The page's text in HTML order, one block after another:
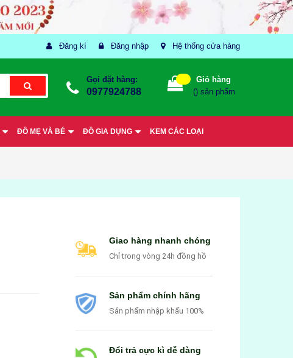
Đăng kí Đăng nhập Hệ thống cửa hàng
Gọi đặt hàng:
0977924788
Giỏ hàng
() sản phẩm
ĐỒ MẸ VÀ BÉ ĐỒ GIA DỤNG KEM CÁC LOẠI
Giao hàng nhanh chóng
Chỉ trong vòng 24h đồng hồ
Sản phẩm chính hãng
Sản phẩm nhập khẩu 100%
Đổi trả cực kì dễ dàng